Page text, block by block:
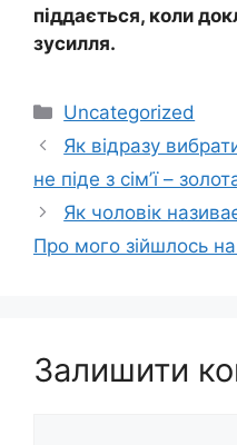
піддається, коли
зусилля.
Категорії
Uncategorized
Як відразу
не піде з сімʼї –
Як чоловік
Про мого зійшлось
Залишити